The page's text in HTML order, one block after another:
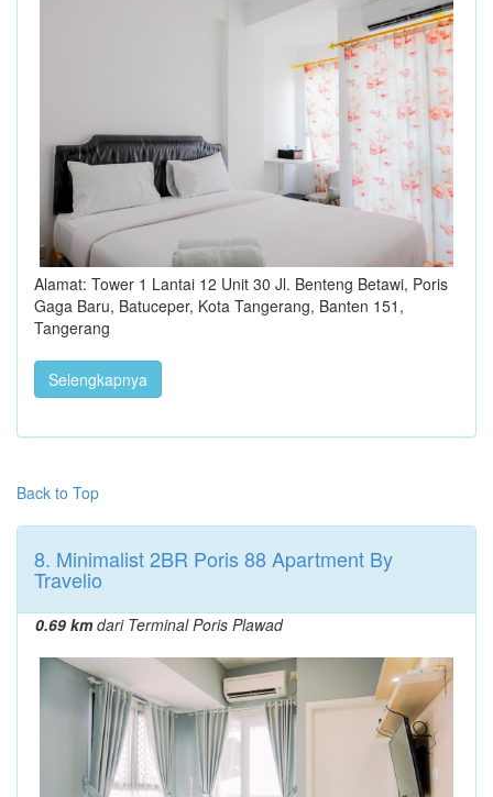
Alamat: Tower 1 Lantai 12 Unit 30 Jl. Benteng Betawi, Poris
Gaga Baru, Batuceper, Kota Tangerang, Banten 151,
Tangerang
Selengkapnya
Back to Top
8. Minimalist 2BR Poris 88 Apartment By
Travelio
0.69 kmdari Terminal Poris Plawad